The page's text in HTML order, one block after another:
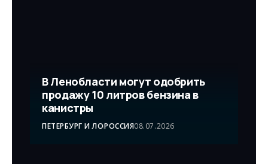
В Ленобласти могут одобрить
продажу 10 литров бензина в
канистры
ПЕТЕРБУРГ И ЛОРОССИЯ08.07.2026